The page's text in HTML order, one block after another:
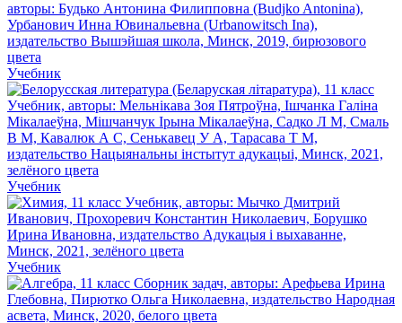
Учебник
Учебник
Учебник